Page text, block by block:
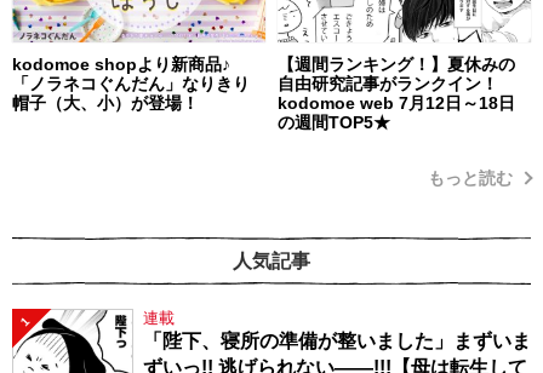
kodomoe shopより新商品♪
「ノラネコぐんだん」なりきり
帽子（大、小）が登場！
【週間ランキング！】夏休みの
自由研究記事がランクイン！
kodomoe web 7月12日～18日
の週間TOP5★
もっと読む
人気記事
1 連載
「陛下、寝所の準備が整いました」まずいま
ずいっ!! 逃げられない――!!!【母は転生して